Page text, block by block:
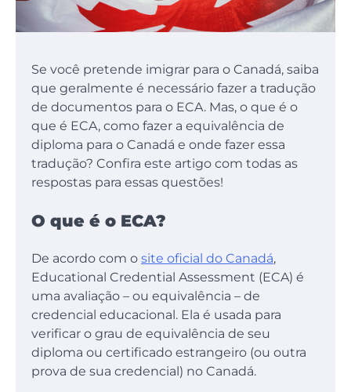
Se você pretende imigrar para o Canadá, saiba
que geralmente é necessário fazer a tradução
de documentos para o ECA. Mas, o que é o
que é ECA, como fazer a equivalência de
diploma para o Canadá e onde fazer essa
tradução? Confira este artigo com todas as
respostas para essas questões!
O que é o ECA?
De acordo com o site oficial do Canadá,
Educational Credential Assessment (ECA) é
uma avaliação – ou equivalência – de
credencial educacional. Ela é usada para
verificar o grau de equivalência de seu
diploma ou certificado estrangeiro (ou outra
prova de sua credencial) no Canadá.